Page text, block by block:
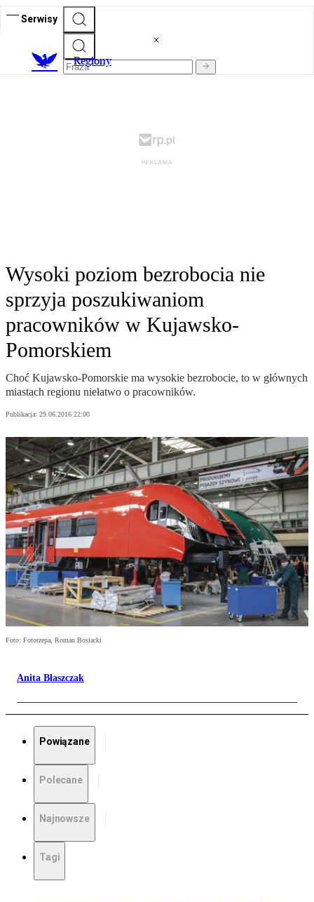
Serwisy
Regiony
Wysoki poziom bezrobocia nie
sprzyja poszukiwaniom
pracowników w Kujawsko-
Pomorskiem
Choć Kujawsko-Pomorskie ma wysokie bezrobocie, to w głównych
miastach regionu niełatwo o pracowników.
Publikacja: 29.06.2016 22:00
Foto: Fotorzepa, Roman Bosiacki
Anita Błaszczak
Powiązane
Polecane
Najnowsze
Tagi